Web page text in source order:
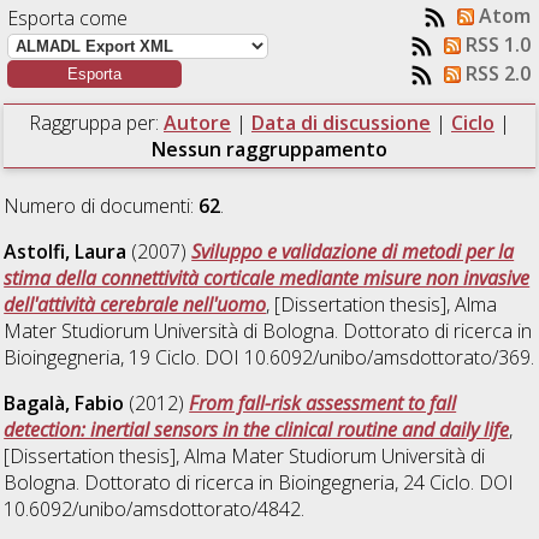
Esporta come
Atom
RSS 1.0
RSS 2.0
Raggruppa per: Autore | Data di discussione | Ciclo |
Nessun raggruppamento
Numero di documenti: 62.
Astolfi, Laura (2007)Sviluppo e validazione di metodi per la
stima della connettività corticale mediante misure non invasive
dell'attività cerebrale nell'uomo, [Dissertation thesis], Alma
Mater Studiorum Università di Bologna. Dottorato di ricerca in
Bioingegneria, 19 Ciclo. DOI 10.6092/unibo/amsdottorato/369.
Bagalà, Fabio (2012)From fall-risk assessment to fall
detection: inertial sensors in the clinical routine and daily life,
[Dissertation thesis], Alma Mater Studiorum Università di
Bologna. Dottorato di ricerca in Bioingegneria, 24 Ciclo. DOI
10.6092/unibo/amsdottorato/4842.